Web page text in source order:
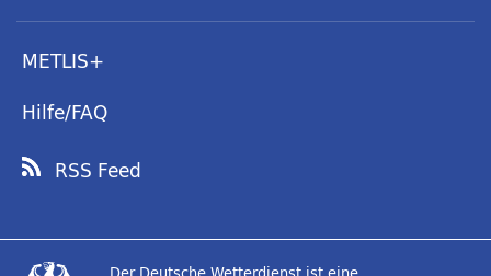
METLIS+
Hilfe/FAQ
RSS Feed